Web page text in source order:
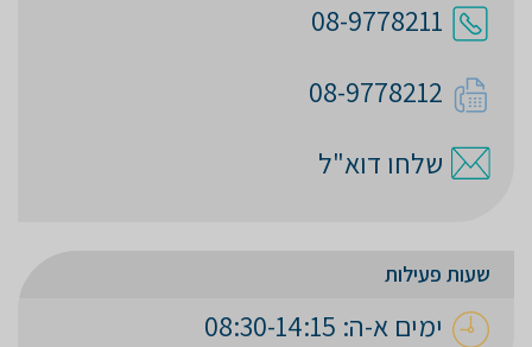
08-9778211
08-9778212
שלחו דוא"ל
שעות פעילות
ימים א-ה: 08:30-14:15